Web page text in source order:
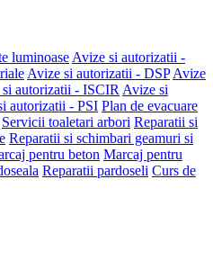
luminoase Avize si autorizatii -
Avize si autorizatii - DSP Avize
autorizatii - ISCIR Avize si
autorizatii - PSI Plan de evacuare
Servicii toaletari arbori Reparatii si
Reparatii si schimbari geamuri si
pentru beton Marcaj pentru
Reparatii pardoseli Curs de